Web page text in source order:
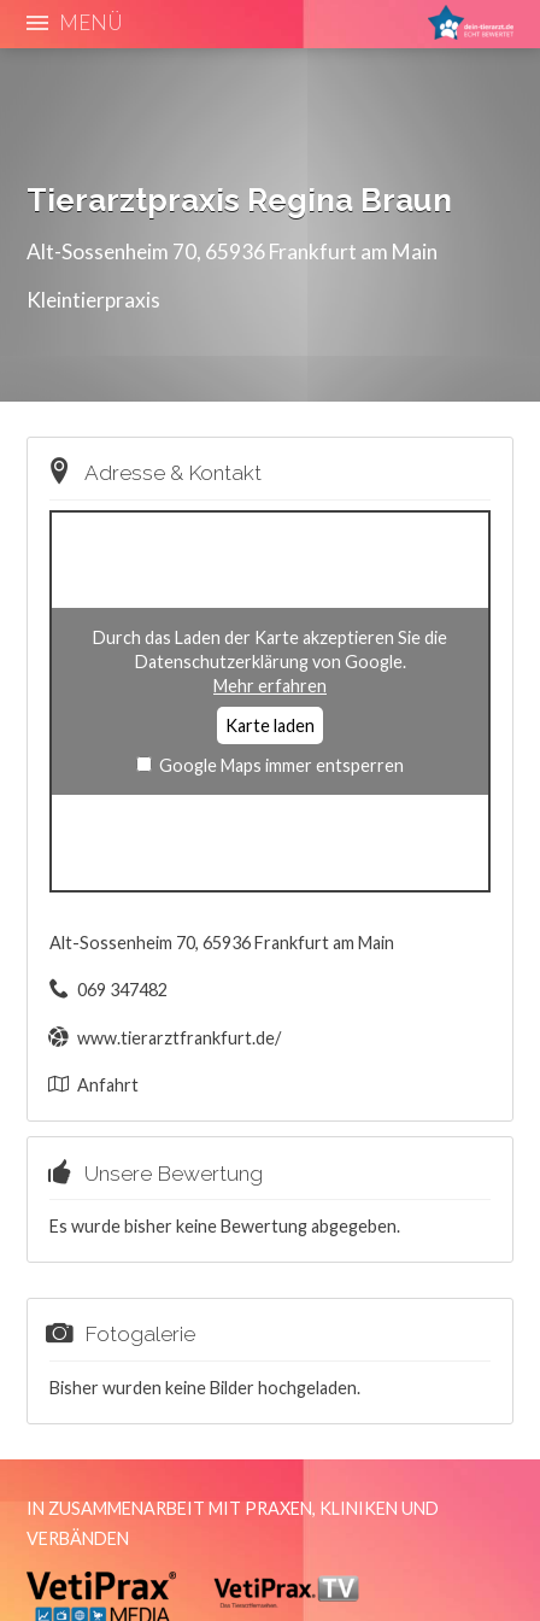
MENÜ
Tierarztpraxis Regina Braun
Alt-Sossenheim 70, 65936 Frankfurt am Main
Kleintierpraxis
Adresse & Kontakt
Durch das Laden der Karte akzeptieren Sie die
Datenschutzerklärung von Google.
Mehr erfahren
Karte laden
Google Maps immer entsperren
Alt-Sossenheim 70, 65936 Frankfurt am Main
069 347482
www.tierarztfrankfurt.de/
Anfahrt
Unsere Bewertung
Es wurde bisher keine Bewertung abgegeben.
Fotogalerie
Bisher wurden keine Bilder hochgeladen.
IN ZUSAMMENARBEIT MIT PRAXEN, KLINIKEN UND
VERBÄNDEN